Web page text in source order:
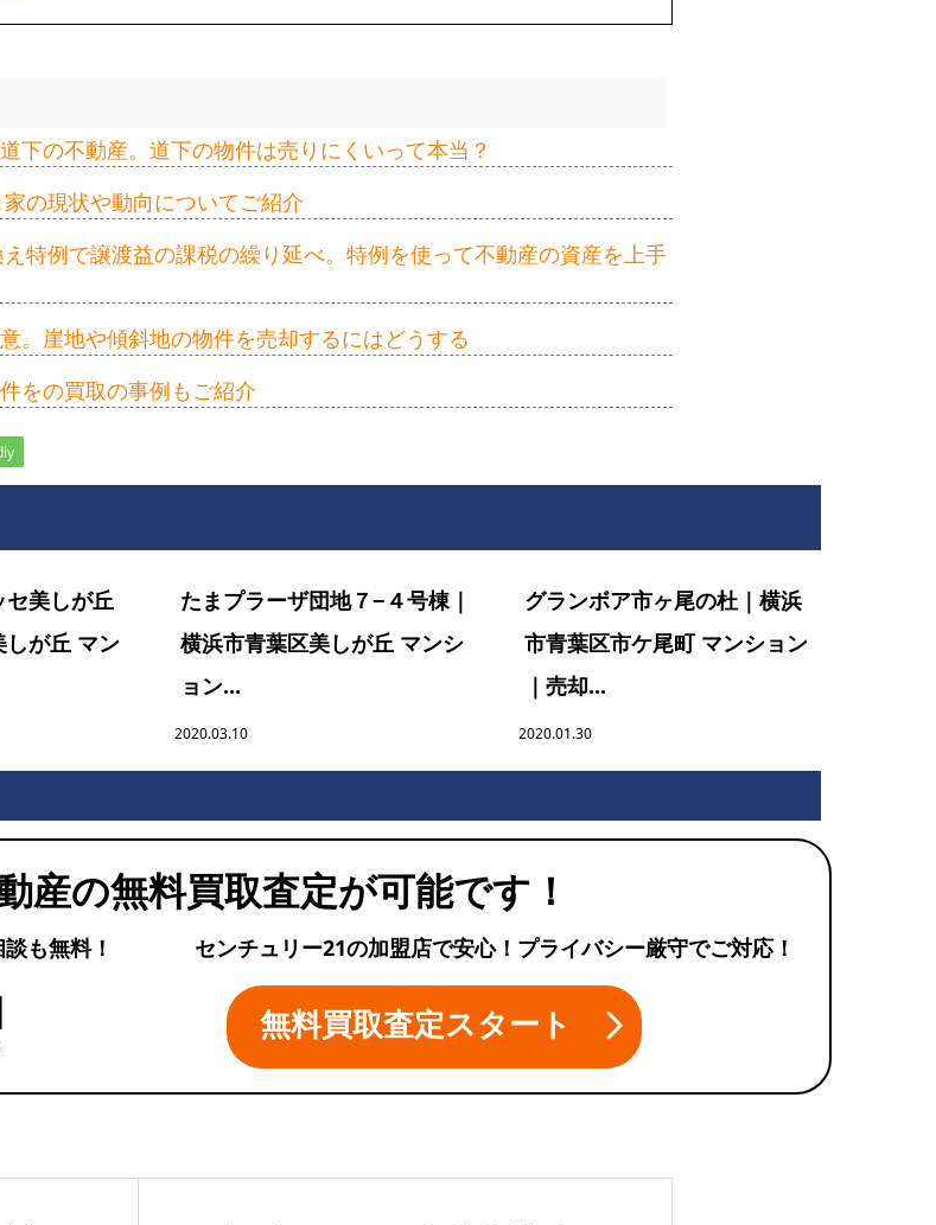
下の不動産。道下の物件は売りにくいって本当？
の現状や動向についてご紹介
え特例で譲渡益の課税の繰り延べ。特例を使って不動産の資産を上手
。崖地や傾斜地の物件を売却するにはどうする
をの買取の事例もご紹介
美しが丘
しが丘 マン
たまプラーザ団地７−４号棟｜
横浜市青葉区美しが丘 マンシ
ョン...
2020.03.10
グランボア市ヶ尾の杜｜横浜
市青葉区市ケ尾町 マンション
｜売却...
2020.01.30
産の無料買取査定が可能です！
も無料！ センチュリー21の加盟店で安心！プライバシー厳守でご対応！
無料買取査定スタート